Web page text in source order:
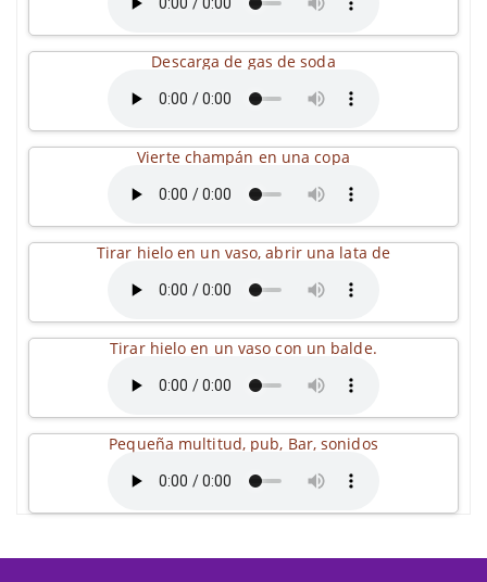
Descarga de gas de soda
Vierte champán en una copa
Tirar hielo en un vaso, abrir una lata de
Tirar hielo en un vaso con un balde.
Pequeña multitud, pub, Bar, sonidos